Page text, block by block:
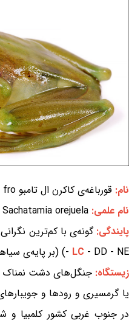
نام: قورباغه‌ی کاکرن ال تامبو El Tambo Cochran fro
نام علمی: Sachatamia orejuela
پایندگی:
- LC - DD - NE) (بر پایه‌ی سیاهه‌ی سرخ IUCN)
زیستگاه:جنگل‌های دشت نمناک
یا گرمسیری و رودها و
در جنوب غربی کشور کلمبیا و